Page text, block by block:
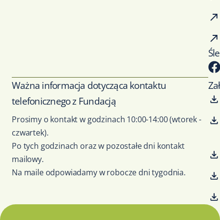
Ważna informacja dotycząca kontaktu
telefonicznego z Fundacją
Prosimy o kontakt w godzinach 10:00-14:00 (wtorek -
czwartek).
Po tych godzinach oraz w pozostałe dni kontakt
mailowy.
Na maile odpowiadamy w robocze dni tygodnia.